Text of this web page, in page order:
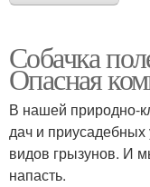
Собачка
Опасная
В нашей природно-
дач и приусадебных
видов грызунов. И
напасть.